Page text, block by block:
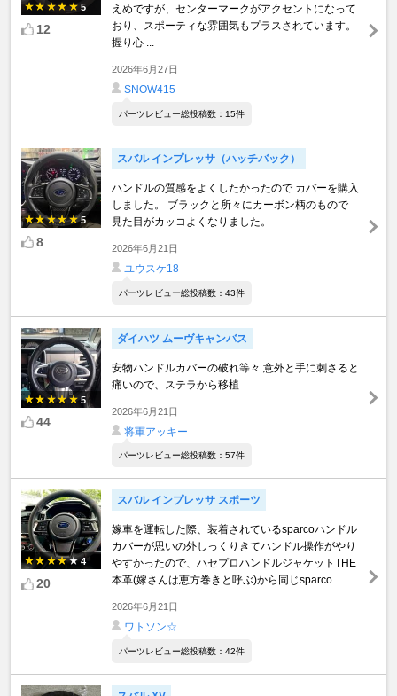
5
12
えめですが、センターマークがアクセントになって
おり、スポーティな雰囲気もプラスされています。
握り心 ...
2026年6月27日
SNOW415
パーツレビュー総投稿数：15件
5
8
スバル インプレッサ（ハッチバック）
ハンドルの質感をよくしたかったので カバーを購入
しました。 ブラックと所々にカーボン柄のもので
見た目がカッコよくなりました。
2026年6月21日
ユウスケ18
パーツレビュー総投稿数：43件
5
44
ダイハツ ムーヴキャンバス
安物ハンドルカバーの破れ等々 意外と手に刺さると
痛いので、ステラから移植
2026年6月21日
将軍アッキー
パーツレビュー総投稿数：57件
4
20
スバル インプレッサ スポーツ
嫁車を運転した際、装着されているsparcoハンドル
カバーが思いの外しっくりきてハンドル操作がやり
やすかったので、ハセプロハンドルジャケットTHE
本革(嫁さんは恵方巻きと呼ぶ)から同じsparco ...
2026年6月21日
ワトソン☆
パーツレビュー総投稿数：42件